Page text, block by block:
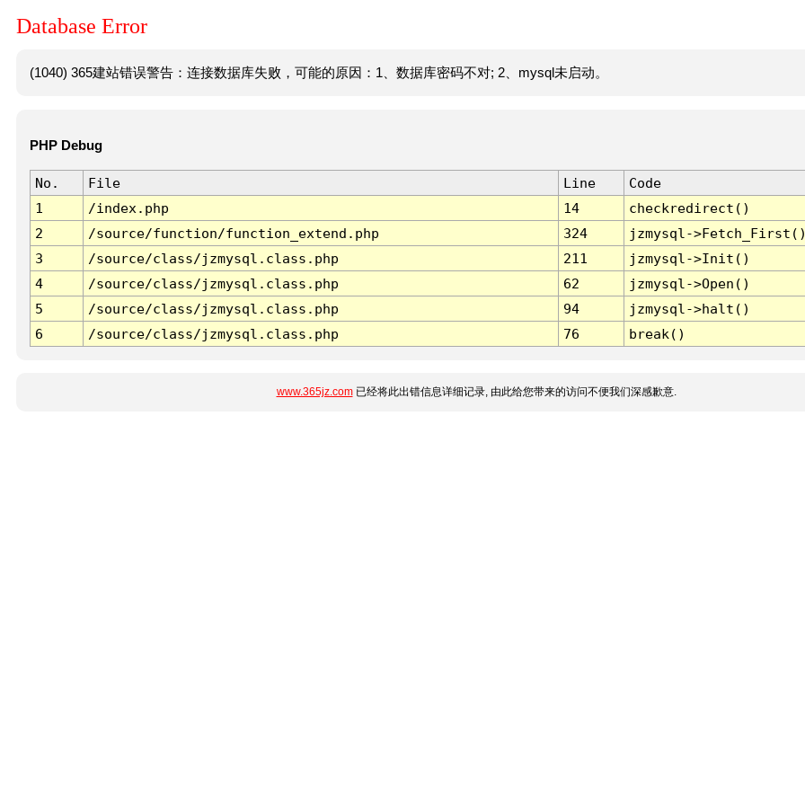
Database Error
(1040) 365建站错误警告：连接数据库失败，可能的原因：1、数据库密码不对; 2、mysql未启动。
PHP Debug
No. File Line
Code
1
/index.php 14
checkredirect()
2
/source/function/function_extend.php 324
jzmysql-
3
/source/class/jzmysql.class.php 211
jzmysql->Init()
4
/source/class/jzmysql.class.php 62
jzmysql->Open()
5
/source/class/jzmysql.class.php 94
jzmysql->halt()
6
/source/class/jzmysql.class.php 76 break()
www.365jz.com已经将此出错信息详细记录, 由此给您带来的访问不便我们深感歉意.